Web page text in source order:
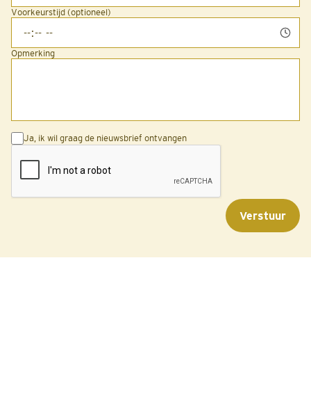
Voorkeurstijd (optioneel)
Opmerking
Ja, ik wil graag de nieuwsbrief ontvangen